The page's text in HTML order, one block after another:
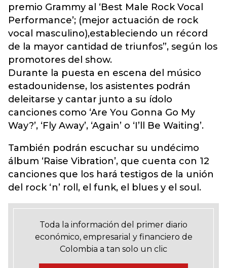
premio Grammy al ‘Best Male Rock Vocal
Performance’; (mejor actuación de rock
vocal masculino),estableciendo un récord
de la mayor cantidad de triunfos”, según los
promotores del show.
Durante la puesta en escena del músico
estadounidense, los asistentes podrán
deleitarse y cantar junto a su ídolo
canciones como ‘Are You Gonna Go My
Way?’, ‘Fly Away’, ‘Again’ o ‘I’ll Be Waiting’.
También podrán escuchar su undécimo
álbum ‘Raise Vibration’, que cuenta con 12
canciones que los hará testigos de la unión
del rock ‘n’ roll, el funk, el blues y el soul.
Toda la información del primer diario
económico, empresarial y financiero de
Colombia a tan solo un clic